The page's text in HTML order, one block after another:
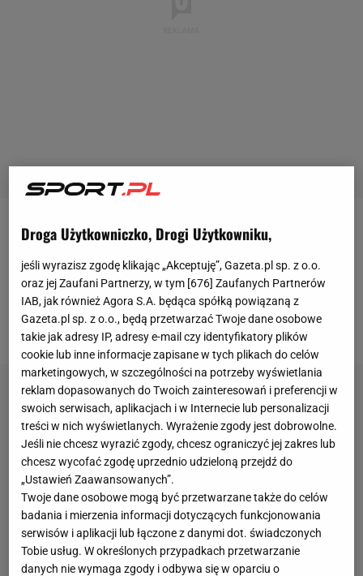
DziałaczeCracoviiod kilku tygodni negocjowali
transfer
obrońcy. Władze Polonii Bytom przyjęły
dopiero trzecią ofertę krakowian opiewającą na ok.
300 tys. zł. Poza tym Żytko zrzekł się części
zaległości kontraktowych.
Droga Użytkowniczko, Drogi Użytkowniku,
jeśli wyrazisz zgodę klikając „Akceptuję”, Gazeta.pl sp. z o.o.
oraz jej Zaufani Partnerzy, w tym [676] Zaufanych Partnerów
IAB, jak również Agora S.A. będąca spółką powiązaną z
Gazeta.pl sp. z o.o., będą przetwarzać Twoje dane osobowe
takie jak adresy IP, adresy e-mail czy identyfikatory plików
cookie lub inne informacje zapisane w tych plikach do celów
marketingowych, w szczególności na potrzeby wyświetlania
reklam dopasowanych do Twoich zainteresowań i preferencji w
swoich serwisach, aplikacjach i w Internecie lub personalizacji
treści w nich wyświetlanych. Wyrażenie zgody jest dobrowolne.
Jeśli nie chcesz wyrazić zgody, chcesz ograniczyć jej zakres lub
chcesz wycofać zgodę uprzednio udzieloną przejdź do
„Ustawień Zaawansowanych”.
Twoje dane osobowe mogą być przetwarzane także do celów
badania i mierzenia informacji dotyczących funkcjonowania
serwisów i aplikacji lub łączone z danymi dot. świadczonych
Tobie usług. W określonych przypadkach przetwarzanie
danych nie wymaga zgody i odbywa się w oparciu o